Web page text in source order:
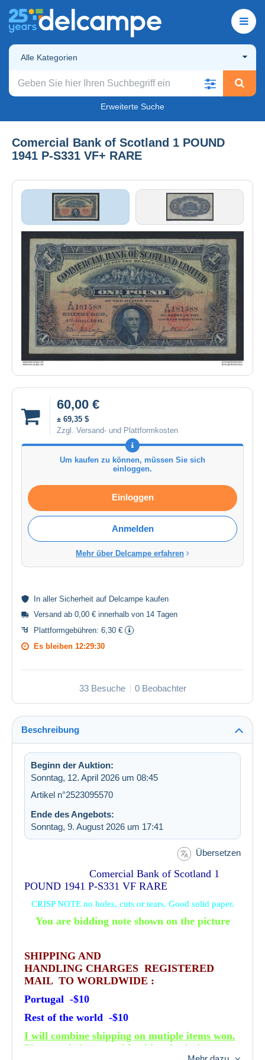
Alle Kategorien
Erweiterte Suche
Comercial Bank of Scotland 1 POUND
1941 P-S331 VF+ RARE
60,00 €
± 69,35 $
Zzgl. Versand- und Plattformkosten
Um kaufen zu können, müssen Sie sich
einloggen.
Einloggen
Anmelden
Mehr über Delcampe erfahren
In aller Sicherheit auf Delcampe kaufen
Versand ab 0,00 € innerhalb von 14 Tagen
Plattformgebühren: 6,30 €
Es bleiben 12:29:30
33 Besuche 0 Beobachter
Beschreibung
Beginn der Auktion:
Sonntag, 12. April 2026 um 08:45
Artikel n°2523095570
Ende des Angebots:
Sonntag, 9. August 2026 um 17:41
Übersetzen
Comercial Bank of Scotland 1
POUND 1941 P-S331 VF RARE
CRISP NOTE no holes, cuts or tears. Good solid paper.
You are bidding note shown on the picture
SHIPPING AND
HANDLING CHARGES REGISTERED
MAIL TO WORLDWIDE :
Portugal -$10
Rest of the world -$10
I will combine shipping on mutiple items won.
Please wait for a combined invoice before